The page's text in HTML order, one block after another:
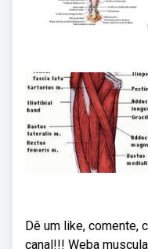
Dê um like, comente,
canal!!! Weba